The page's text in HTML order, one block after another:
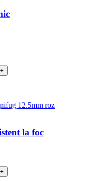
+
la foc
+